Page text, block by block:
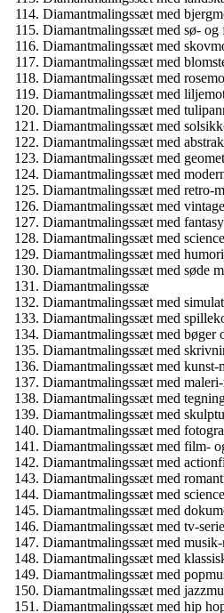
Diamantmalingssæt med
Diamantmalingssæt med sø-
Diamantmalingssæt med
Diamantmalingssæt med
Diamantmalingssæt med
Diamantmalingssæt med
Diamantmalingssæt med
Diamantmalingssæt med
Diamantmalingssæt med
Diamantmalingssæt med
Diamantmalingssæt med
Diamantmalingssæt med retro-
Diamantmalingssæt med
Diamantmalingssæt med
Diamantmalingssæt med
Diamantmalingssæt med
Diamantmalingssæt med søde
Diamantmalingssæ
Diamantmalingssæt med
Diamantmalingssæt med
Diamantmalingssæt med bøger
Diamantmalingssæt med
Diamantmalingssæt med kunst-
Diamantmalingssæt med
Diamantmalingssæt med
Diamantmalingssæt med
Diamantmalingssæt med
Diamantmalingssæt med film-
Diamantmalingssæt med
Diamantmalingssæt med
Diamantmalingssæt med
Diamantmalingssæt med
Diamantmalingssæt med tv-
Diamantmalingssæt med
Diamantmalingssæt med
Diamantmalingssæt med
Diamantmalingssæt med
Diamantmalingssæt med hip